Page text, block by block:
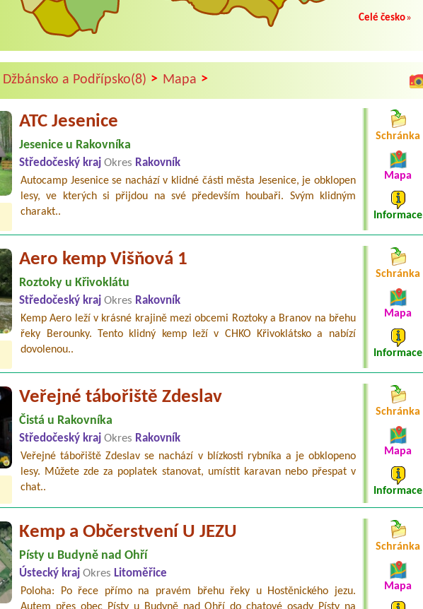
Celé česko»
Džbánsko a Podřípsko(8) > Mapa >
ATC Jesenice
Jesenice u Rakovníka
Středočeský krajOkres Rakovník
Autocamp Jesenice se nachází v klidné části města Jesenice, je obklopen
lesy, ve kterých si přijdou na své především houbaři. Svým klidným
charakt..
Schránka
Mapa
Informace
Aero kemp Višňová 1
Roztoky u Křivoklátu
Středočeský krajOkres Rakovník
Kemp Aero leží v krásné krajině mezi obcemi Roztoky a Branov na břehu
řeky Berounky. Tento klidný kemp leží v CHKO Křivoklátsko a nabízí
dovolenou..
Schránka
Mapa
Informace
Veřejné tábořiště Zdeslav
Čistá u Rakovníka
Středočeský krajOkres Rakovník
Veřejné tábořiště Zdeslav se nachází v blízkosti rybníka a je obklopeno
lesy. Můžete zde za poplatek stanovat, umístit karavan nebo přespat v
chat..
Schránka
Mapa
Informace
Kemp a Občerstvení U JEZU
Písty u Budyně nad Ohří
Ústecký krajOkres Litoměřice
Poloha: Po řece přímo na pravém břehu řeky u Hostěnického jezu.
Autem přes obec Písty u Budyně nad Ohří do chatové osady Písty na
Schránka
Mapa